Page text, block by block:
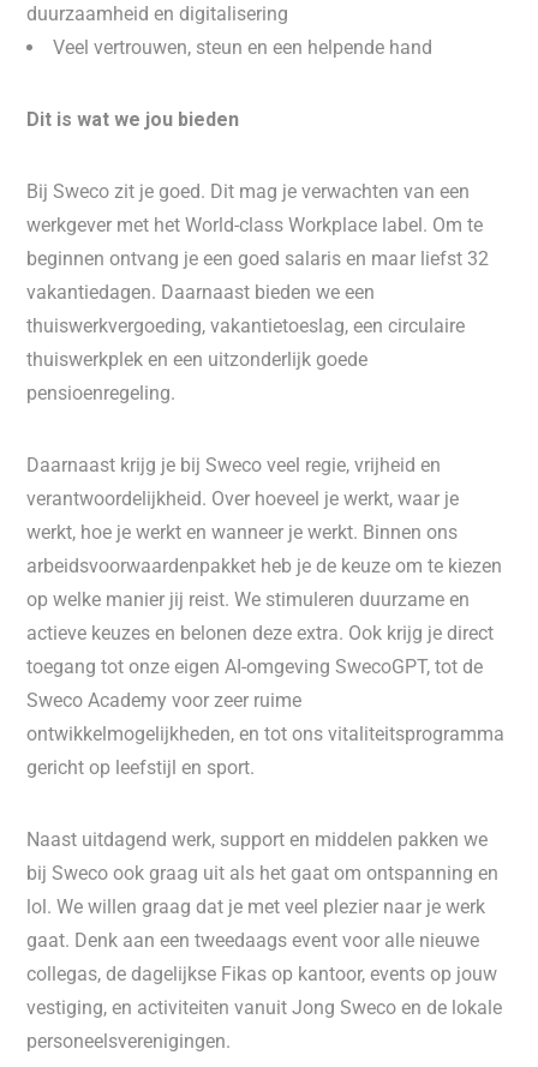
duurzaamheid en digitalisering
Veel vertrouwen, steun en een helpende hand
Dit is wat we jou bieden
Bij Sweco zit je goed. Dit mag je verwachten van een
werkgever met het World-class Workplace label. Om te
beginnen ontvang je een goed salaris en maar liefst 32
vakantiedagen. Daarnaast bieden we een
thuiswerkvergoeding, vakantietoeslag, een circulaire
thuiswerkplek en een uitzonderlijk goede
pensioenregeling.
Daarnaast krijg je bij Sweco veel regie, vrijheid en
verantwoordelijkheid. Over hoeveel je werkt, waar je
werkt, hoe je werkt en wanneer je werkt. Binnen ons
arbeidsvoorwaardenpakket heb je de keuze om te kiezen
op welke manier jij reist. We stimuleren duurzame en
actieve keuzes en belonen deze extra. Ook krijg je direct
toegang tot onze eigen AI-omgeving SwecoGPT, tot de
Sweco Academy voor zeer ruime
ontwikkelmogelijkheden, en tot ons vitaliteitsprogramma
gericht op leefstijl en sport.
Naast uitdagend werk, support en middelen pakken we
bij Sweco ook graag uit als het gaat om ontspanning en
lol. We willen graag dat je met veel plezier naar je werk
gaat. Denk aan een tweedaags event voor alle nieuwe
collegas, de dagelijkse Fikas op kantoor, events op jouw
vestiging, en activiteiten vanuit Jong Sweco en de lokale
personeelsverenigingen.